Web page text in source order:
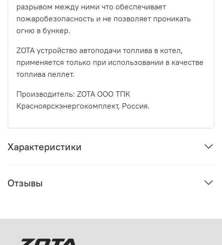
разрывом между ними что обеспечивает
пожаробезопасность и не позволяет проникать
огню в бункер.
ZOTA устройство автоподачи топлива в котел,
применяется только при использовании в качестве
топлива пеллет.
Производитель: ZOTA ООО ТПК
Красноярскэнергокомплект, Россия.
Характеристики
Отзывы